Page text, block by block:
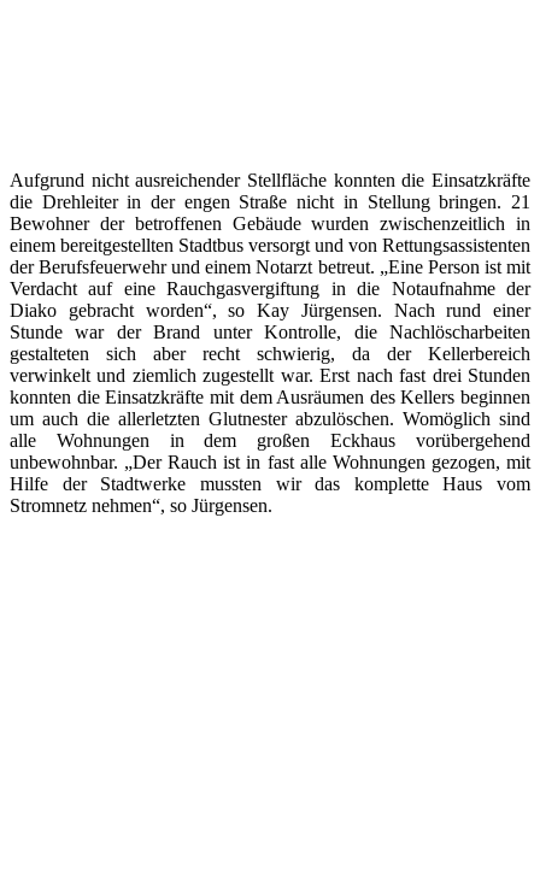
Aufgrund nicht ausreichender Stellfläche konnten die Einsatzkräfte
die Drehleiter in der engen Straße nicht in Stellung bringen. 21
Bewohner der betroffenen Gebäude wurden zwischenzeitlich in
einem bereitgestellten Stadtbus versorgt und von Rettungsassistenten
der Berufsfeuerwehr und einem Notarzt betreut. „Eine Person ist mit
Verdacht auf eine Rauchgasvergiftung in die Notaufnahme der
Diako gebracht worden“, so Kay Jürgensen. Nach rund einer
Stunde war der Brand unter Kontrolle, die Nachlöscharbeiten
gestalteten sich aber recht schwierig, da der Kellerbereich
verwinkelt und ziemlich zugestellt war. Erst nach fast drei Stunden
konnten die Einsatzkräfte mit dem Ausräumen des Kellers beginnen
um auch die allerletzten Glutnester abzulöschen. Womöglich sind
alle Wohnungen in dem großen Eckhaus vorübergehend
unbewohnbar. „Der Rauch ist in fast alle Wohnungen gezogen, mit
Hilfe der Stadtwerke mussten wir das komplette Haus vom
Stromnetz nehmen“, so Jürgensen.